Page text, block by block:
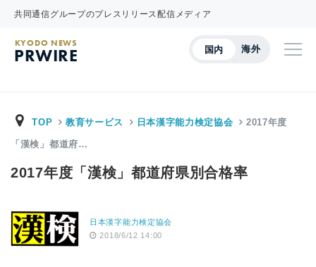
共同通信グループのプレスリリース配信メディア
国内 海外
KYODO NEWS
PRWIRE
TOP 教育サービス 日本漢字能力検定協会 2017年度
「漢検」都道府…
2017年度「漢検」都道府県別合格率
日本漢字能力検定協会
2018/6/12 14:00